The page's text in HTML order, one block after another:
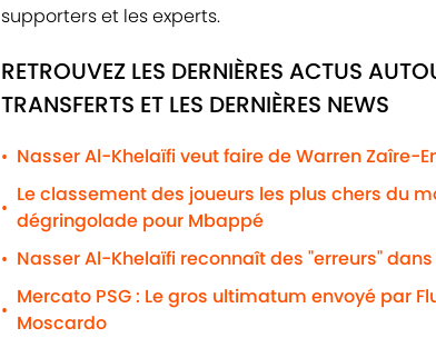
supporters et les experts.
RETROUVEZ LES DERNIÈRES ACTUS
TRANSFERTS ET LES DERNIÈRES NEWS
• Nasser Al-Khelaïfi veut faire de Warren Zaîre-
•
Le classement des joueurs les plus chers du
dégringolade pour Mbappé
• Nasser Al-Khelaïfi reconnaît des "erreurs"
•
Mercato PSG : Le gros ultimatum envoyé par
Moscardo